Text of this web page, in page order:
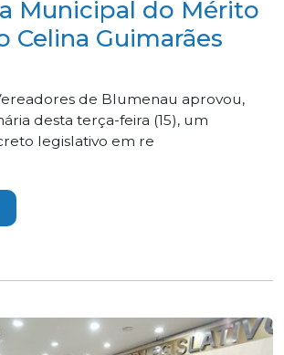
Municipal do Mérito
Celina Guimarães
de Blumenau aprovou,
desta terça-feira (15), um
legislativo em re